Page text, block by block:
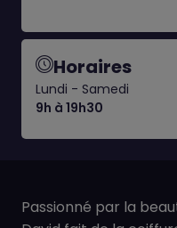
Horaires
Lundi - Samedi
9h à 19h30
Passionné par la